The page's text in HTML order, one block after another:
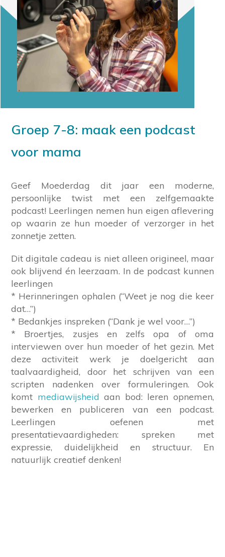
Groep 7-8: maak een podcast
voor mama
Geef Moederdag dit jaar een moderne,
persoonlijke twist met een zelfgemaakte
podcast! Leerlingen nemen hun eigen aflevering
op waarin ze hun moeder of verzorger in het
zonnetje zetten.
Dit digitale cadeau is niet alleen origineel, maar
ook blijvend én leerzaam. In de podcast kunnen
leerlingen
* Herinneringen ophalen (“Weet je nog die keer
dat…”)
* Bedankjes inspreken (“Dank je wel voor…”)
* Broertjes, zusjes en zelfs opa of oma
interviewen over hun moeder of het gezin. Met
deze activiteit werk je doelgericht aan
taalvaardigheid, door het schrijven van een
scripten nadenken over formuleringen. Ook
komt mediawijsheid aan bod: leren opnemen,
bewerken en publiceren van een podcast.
Leerlingen oefenen met
presentatievaardigheden: spreken met
expressie, duidelijkheid en structuur. En
natuurlijk creatief denken!